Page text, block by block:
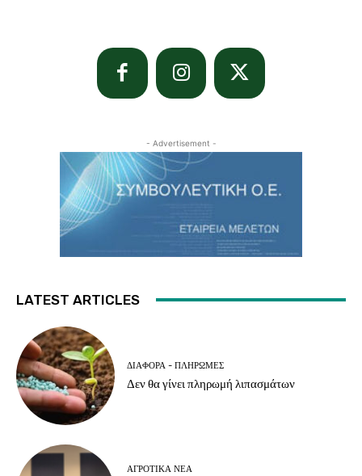
- Advertisement -
LATEST ARTICLES
ΔΙΆΦΟΡΑ - ΠΛΗΡΩΜΈΣ
Δεν θα γίνει πληρωμή λιπασμάτων
ΑΓΡΟΤΙΚΆ ΝΈΑ